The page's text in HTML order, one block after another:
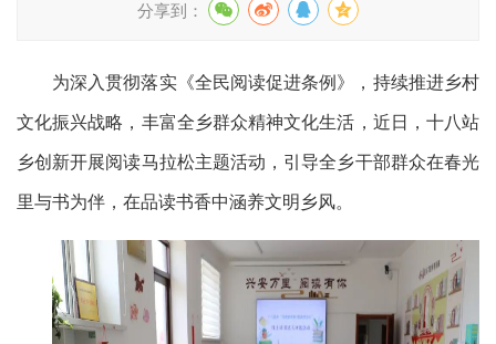
分享到：
为深入贯彻落实《全民阅读促进条例》，持续推进乡村
文化振兴战略，丰富全乡群众精神文化生活，近日，十八站
乡创新开展阅读马拉松主题活动，引导全乡干部群众在春光
里与书为伴，在品读书香中涵养文明乡风。